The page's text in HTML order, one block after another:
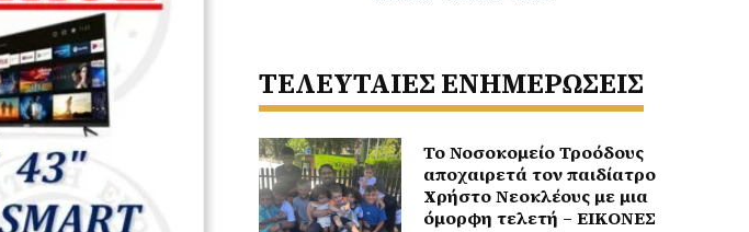
ΤΕΛΕΥΤΑΙΕΣ ΕΝΗΜΕΡΩΣΕΙΣ
Το Νοσοκομείο Τροόδους
αποχαιρετά τον παιδίατρο
Χρήστο Νεοκλέους με μια
όμορφη τελετή – ΕΙΚΟΝΕΣ